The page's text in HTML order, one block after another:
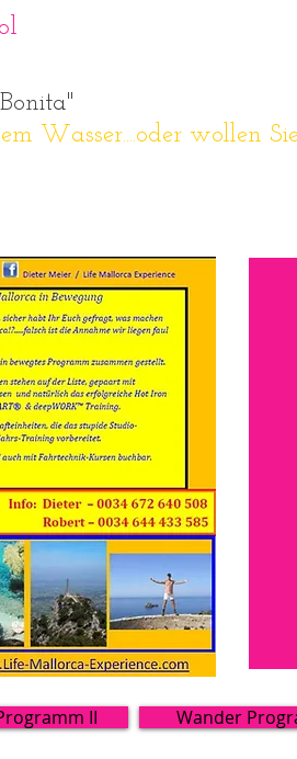
Wasser....oder wollen
II Wander